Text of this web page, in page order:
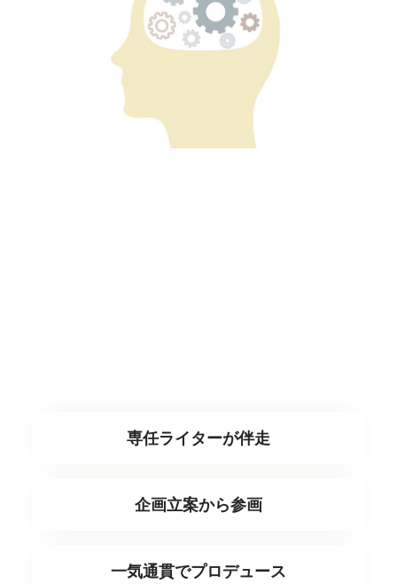
専任ライターが伴走
企画立案から参画
一気通貫でプロデュース